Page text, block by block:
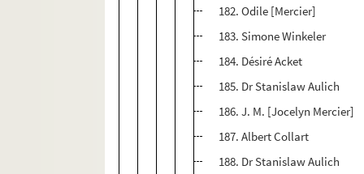
182. Odile [Mercier]
183. Simone Winkeler
184. Désiré Acket
185. Dr Stanislaw Aulich
186. J. M. [Jocelyn Mercier]
187. Albert Collart
188. Dr Stanislaw Aulich